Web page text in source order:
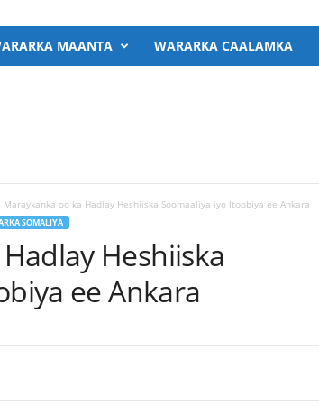
MAANTA WARARKA CAALAMKA
Maraykanka oo ka Hadlay Heshiiska Soomaaliya iyo Itoobiya ee Ankara
SOMALIYA
Heshiiska
ee Ankara